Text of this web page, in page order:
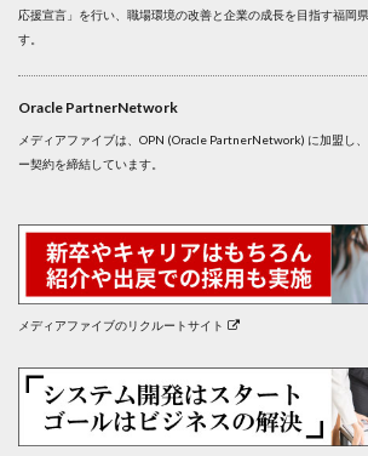
応援宣言」を行い、職場環境の改善と企業の成長を目指す福岡
す。
Oracle PartnerNetwork
メディアファイブは、OPN (Oracle PartnerNetwork) に加盟し
ー契約を締結しています。
メディアファイブのリクルートサイト